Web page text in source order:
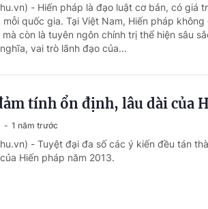
- Hiến pháp là đạo luật cơ bản, có giá
mỗi quốc gia. Tại Việt Nam, Hiến pháp
còn là tuyên ngôn chính trị thể hiện sâu
vai trò lãnh đạo của...
tính ổn định, lâu dài của
1 năm trước
- Tuyệt đại đa số các ý kiến đều tán
Hiến pháp năm 2013.